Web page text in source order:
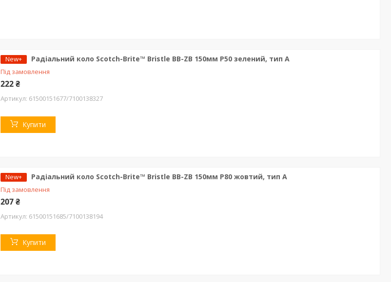
New+ Радіальний коло Scotch-Brite™ Bristle BB-ZB 150мм P50 зелений, тип А
Під замовлення
222 ₴
61500151677/7100138327
Купити
New+ Радіальний коло Scotch-Brite™ Bristle BB-ZB 150мм P80 жовтий, тип А
Під замовлення
207 ₴
61500151685/7100138194
Купити